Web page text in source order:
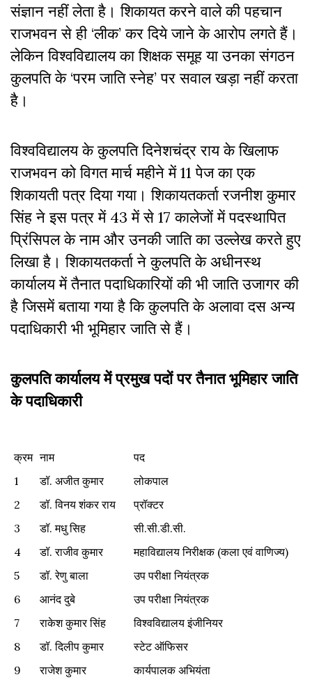
संज्ञान नहीं लेता है। शिकायत करने वाले की पहचान
राजभवन से ही ‘लीक’ कर दिये जाने के आरोप लगते हैं।
लेकिन विश्वविद्यालय का शिक्षक समूह या उनका संगठन
कुलपति के ‘परम जाति स्नेह’ पर सवाल खड़ा नहीं करता
है।
विश्वविद्यालय के कुलपति दिनेशचंद्र राय के खिलाफ
राजभवन को विगत मार्च महीने में 11 पेज का एक
शिकायती पत्र दिया गया। शिकायतकर्ता रजनीश कुमार
सिंह ने इस पत्र में 43 में से 17 कालेजों में पदस्थापित
प्रिंसिपल के नाम और उनकी जाति का उल्लेख करते हुए
लिखा है। शिकायतकर्ता ने कुलपति के अधीनस्थ
कार्यालय में तैनात पदाधिकारियों की भी जाति उजागर की
है जिसमें बताया गया है कि कुलपति के अलावा दस अन्य
पदाधिकारी भी भूमिहार जाति से हैं।
कुलपति कार्यालय में प्रमुख पदों पर तैनात भूमिहार जाति
के पदाधिकारी
क्रम नाम
पद
क्रम
नाम पद
1 डॉ. अजीत कुमार
लोकपाल
2
डॉ. विनय शंकर राय
प्रॉक्टर
3
डॉ. मधु सिह
सी.सी.डी.सी.
4
डॉ. राजीव कुमार
महाविद्यालय निरीक्षक (कला एवं वाणिज्य)
5
डॉ. रेणु बाला
उप परीक्षा नियंत्रक
6
आनंद दुबे
उप परीक्षा नियंत्रक
7
राकेश कुमार सिंह
विश्वविद्यालय इंजीनियर
8
डॉ. दिलीप कुमार
स्टेट ऑफिसर
9
राजेश कुमार कार्यपालक अभियंता